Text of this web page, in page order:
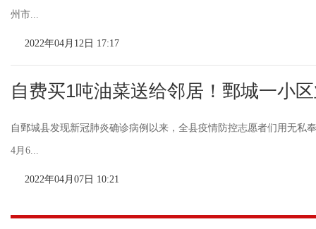
州市...
2022年04月12日 17:17
自费买1吨油菜送给邻居！鄄城一小区
自鄄城县发现新冠肺炎确诊病例以来，全县疫情防控志愿者们用无私
4月6...
2022年04月07日 10:21